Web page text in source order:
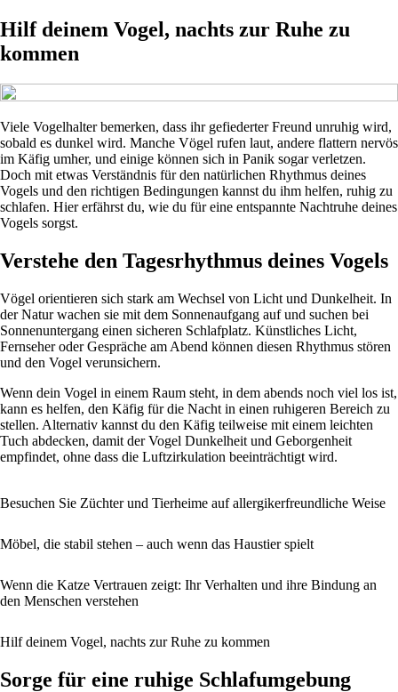
Hilf deinem Vogel, nachts zur Ruhe zu
kommen
Viele Vogelhalter bemerken, dass ihr gefiederter Freund unruhig wird,
sobald es dunkel wird. Manche Vögel rufen laut, andere flattern nervös
im Käfig umher, und einige können sich in Panik sogar verletzen.
Doch mit etwas Verständnis für den natürlichen Rhythmus deines
Vogels und den richtigen Bedingungen kannst du ihm helfen, ruhig zu
schlafen. Hier erfährst du, wie du für eine entspannte Nachtruhe deines
Vogels sorgst.
Verstehe den Tagesrhythmus deines Vogels
Vögel orientieren sich stark am Wechsel von Licht und Dunkelheit. In
der Natur wachen sie mit dem Sonnenaufgang auf und suchen bei
Sonnenuntergang einen sicheren Schlafplatz. Künstliches Licht,
Fernseher oder Gespräche am Abend können diesen Rhythmus stören
und den Vogel verunsichern.
Wenn dein Vogel in einem Raum steht, in dem abends noch viel los ist,
kann es helfen, den Käfig für die Nacht in einen ruhigeren Bereich zu
stellen. Alternativ kannst du den Käfig teilweise mit einem leichten
Tuch abdecken, damit der Vogel Dunkelheit und Geborgenheit
empfindet, ohne dass die Luftzirkulation beeinträchtigt wird.
Besuchen Sie Züchter und Tierheime auf allergikerfreundliche Weise
Möbel, die stabil stehen – auch wenn das Haustier spielt
Wenn die Katze Vertrauen zeigt: Ihr Verhalten und ihre Bindung an
den Menschen verstehen
Hilf deinem Vogel, nachts zur Ruhe zu kommen
Sorge für eine ruhige Schlafumgebung